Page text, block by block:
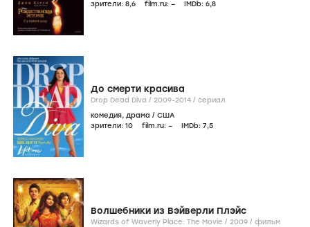
зрители: 8,6 film.ru: – IMDb: 6,8
До смерти красива
Drop Dead Diva / 2009-2014 / сериал
комедия, драма / США
зрители: 10 film.ru: – IMDb: 7,5
Волшебники из Вэйверли Плэйс
Wizards of Waverly Place: The Movie / 2009 / фильм